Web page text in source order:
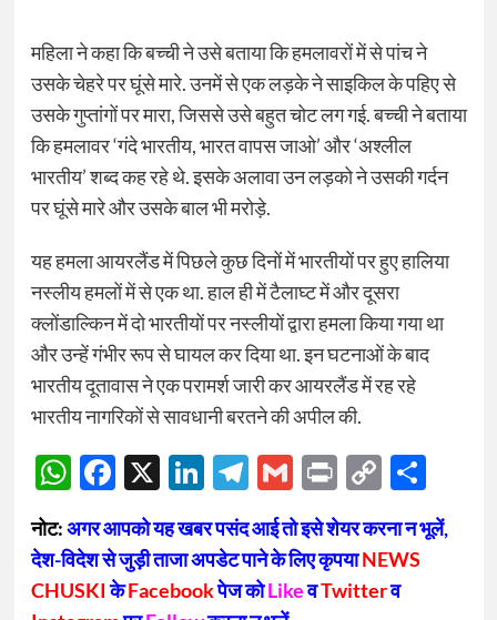
महिला ने कहा कि बच्ची ने उसे बताया कि हमलावरों में से पांच ने
उसके चेहरे पर घूंसे मारे. उनमें से एक लड़के ने साइकिल के पहिए से
उसके गुप्तांगों पर मारा, जिससे उसे बहुत चोट लग गई. बच्ची ने बताया
कि हमलावर ‘गंदे भारतीय, भारत वापस जाओ’ और ‘अश्लील
भारतीय’ शब्द कह रहे थे. इसके अलावा उन लड़को ने उसकी गर्दन
पर घूंसे मारे और उसके बाल भी मरोड़े.
यह हमला आयरलैंड में पिछले कुछ दिनों में भारतीयों पर हुए हालिया
नस्लीय हमलों में से एक था. हाल ही में टैलाघ्ट में और दूसरा
क्लोंडाल्किन में दो भारतीयों पर नस्लीयों द्वारा हमला किया गया था
और उन्हें गंभीर रूप से घायल कर दिया था. इन घटनाओं के बाद
भारतीय दूतावास ने एक परामर्श जारी कर आयरलैंड में रह रहे
भारतीय नागरिकों से सावधानी बरतने की अपील की.
WhatsApp
Facebook
X LinkedIn
Telegram
Gmail
Print
Copy
Link
नोट:अगर आपको यह खबर पसंद आई तो इसे शेयर करना न भूलें,
देश-विदेश से जुड़ी ताजा अपडेट पाने के लिए कृपयाNEWS
CHUSKIकेFacebookपेज कोLikeवTwitterव